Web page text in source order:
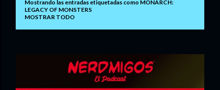
n
Mostrando las entradas etiquetadas como MONARCH:
LEGACY OF MONSTERS
MOSTRAR TODO